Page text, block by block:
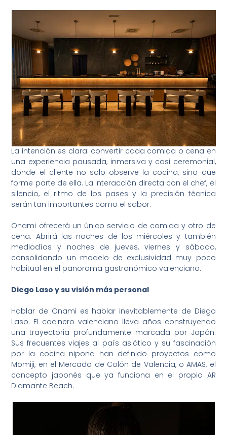
La intención es clara: convertir cada comida o cena en
una experiencia pausada, inmersiva y casi ceremonial,
donde el cliente no solo observe la cocina, sino que
forme parte de ella. La interacción directa con el chef, el
silencio, el ritmo de los pases y la precisión técnica
serán tan importantes como el sabor.
Onami ofrecerá un único servicio de comida y otro de
cena. Abrirá las noches de los miércoles y también
mediodías y noches de jueves, viernes y sábado,
consolidando un modelo de exclusividad muy poco
habitual en el panorama gastronómico valenciano.
Diego Laso y su visión más personal
Hablar de Onami es hablar inevitablemente de Diego
Laso. El cocinero valenciano lleva años construyendo
una trayectoria profundamente marcada por Japón.
Sus frecuentes viajes al país asiático y su fascinación
por la cocina nipona han definido proyectos como
Momiji, en el Mercado de Colón de Valencia, o AMAS, el
concepto japonés que ya funciona en el propio AR
Diamante Beach.